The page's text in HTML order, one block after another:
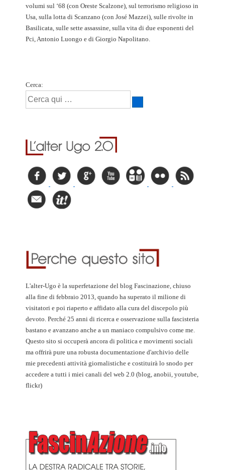
volumi sul ‘68 (con Oreste Scalzone), sul terrorismo religioso in
Usa, sulla lotta di Scanzano (con José Mazzei), sulle rivolte in
Basilicata, sulle sette assassine, sulla vita di due esponenti del
Pci, Antonio Luongo e di Giorgio Napolitano.
Cerca:
L'alter-Ugo è la superfetazione del blog Fascinazione, chiuso
alla fine di febbraio 2013, quando ha superato il milione di
visitatori e poi riaperto e affidato alla cura del discepolo più
devoto. Perché 25 anni di ricerca e osservazione sulla fascisteria
bastano e avanzano anche a un maniaco compulsivo come me.
Questo sito si occuperà ancora di politica e movimenti sociali
ma offrirà pure una robusta documentazione d'archivio delle
mie precedenti attività giornalistiche e costituirà lo snodo per
accedere a tutti i miei canali del web 2.0 (blog, anobii, youtube,
flickr)